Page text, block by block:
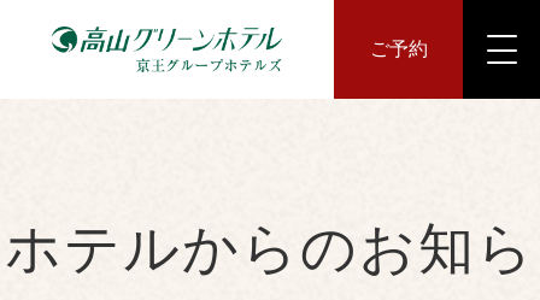
ご予約
ホテルからのお知ら